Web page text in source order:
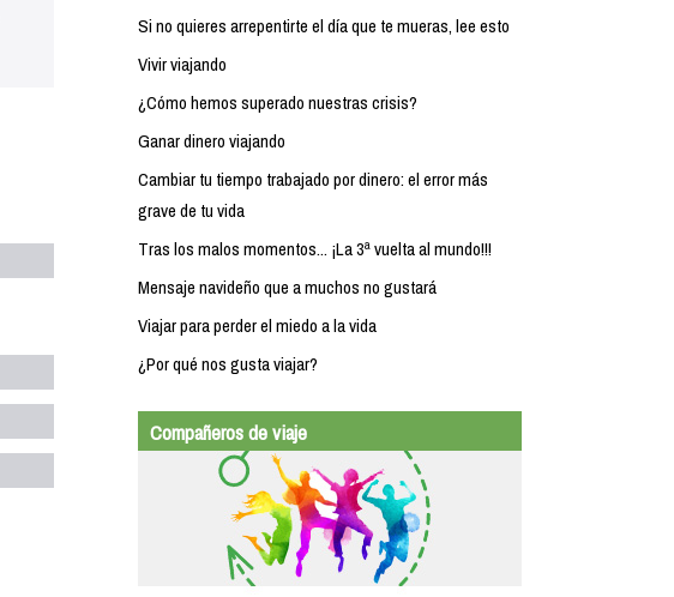
Si no quieres arrepentirte el día que te mueras, lee esto
Vivir viajando
¿Cómo hemos superado nuestras crisis?
Ganar dinero viajando
Cambiar tu tiempo trabajado por dinero: el error más
grave de tu vida
Tras los malos momentos... ¡La 3ª vuelta al mundo!!!
Mensaje navideño que a muchos no gustará
Viajar para perder el miedo a la vida
¿Por qué nos gusta viajar?
Compañeros de viaje